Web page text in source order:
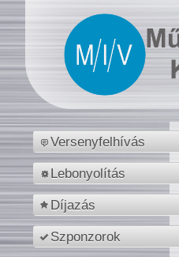
Versenyfelhívás
Lebonyolítás
Díjazás
Szponzorok